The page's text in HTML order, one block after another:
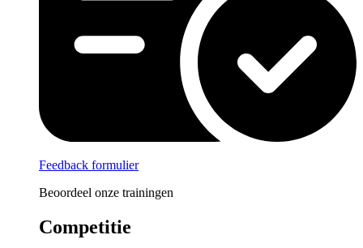
Feedback formulier
Beoordeel onze trainingen
Competitie